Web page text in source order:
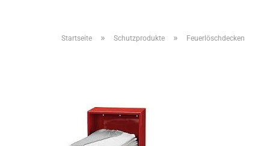
Startseite » Schutzprodukte » Feuerlöschdecken